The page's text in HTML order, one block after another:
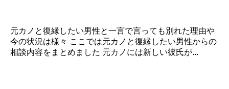
元カノと復縁したい男性と一言で言っても別れた理由や
今の状況は様々 ここでは元カノと復縁したい男性からの
相談内容をまとめました 元カノには新しい彼氏が...